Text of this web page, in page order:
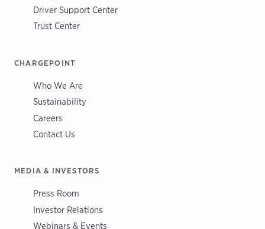
Driver Support Center
Trust Center
CHARGEPOINT
Who We Are
Sustainability
Careers
Contact Us
MEDIA & INVESTORS
Press Room
Investor Relations
Webinars & Events